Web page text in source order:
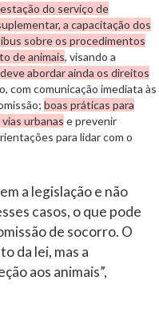
do serviço de
a capacitação dos
sobre os procedimentos
de animais, visando a
abordar ainda os direitos
com comunicação imediata às
boas práticas para
urbanas e prevenir
para lidar com o
a legislação e não
casos, o que pode
de socorro. O
da lei, mas a
aos animais”,